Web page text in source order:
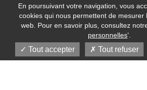
En poursuivant votre navigation, vous
cookies qui nous permettent de mesurer
web. Pour en savoir plus, consultez
personnelles'.
Tout accepter Tout refuser